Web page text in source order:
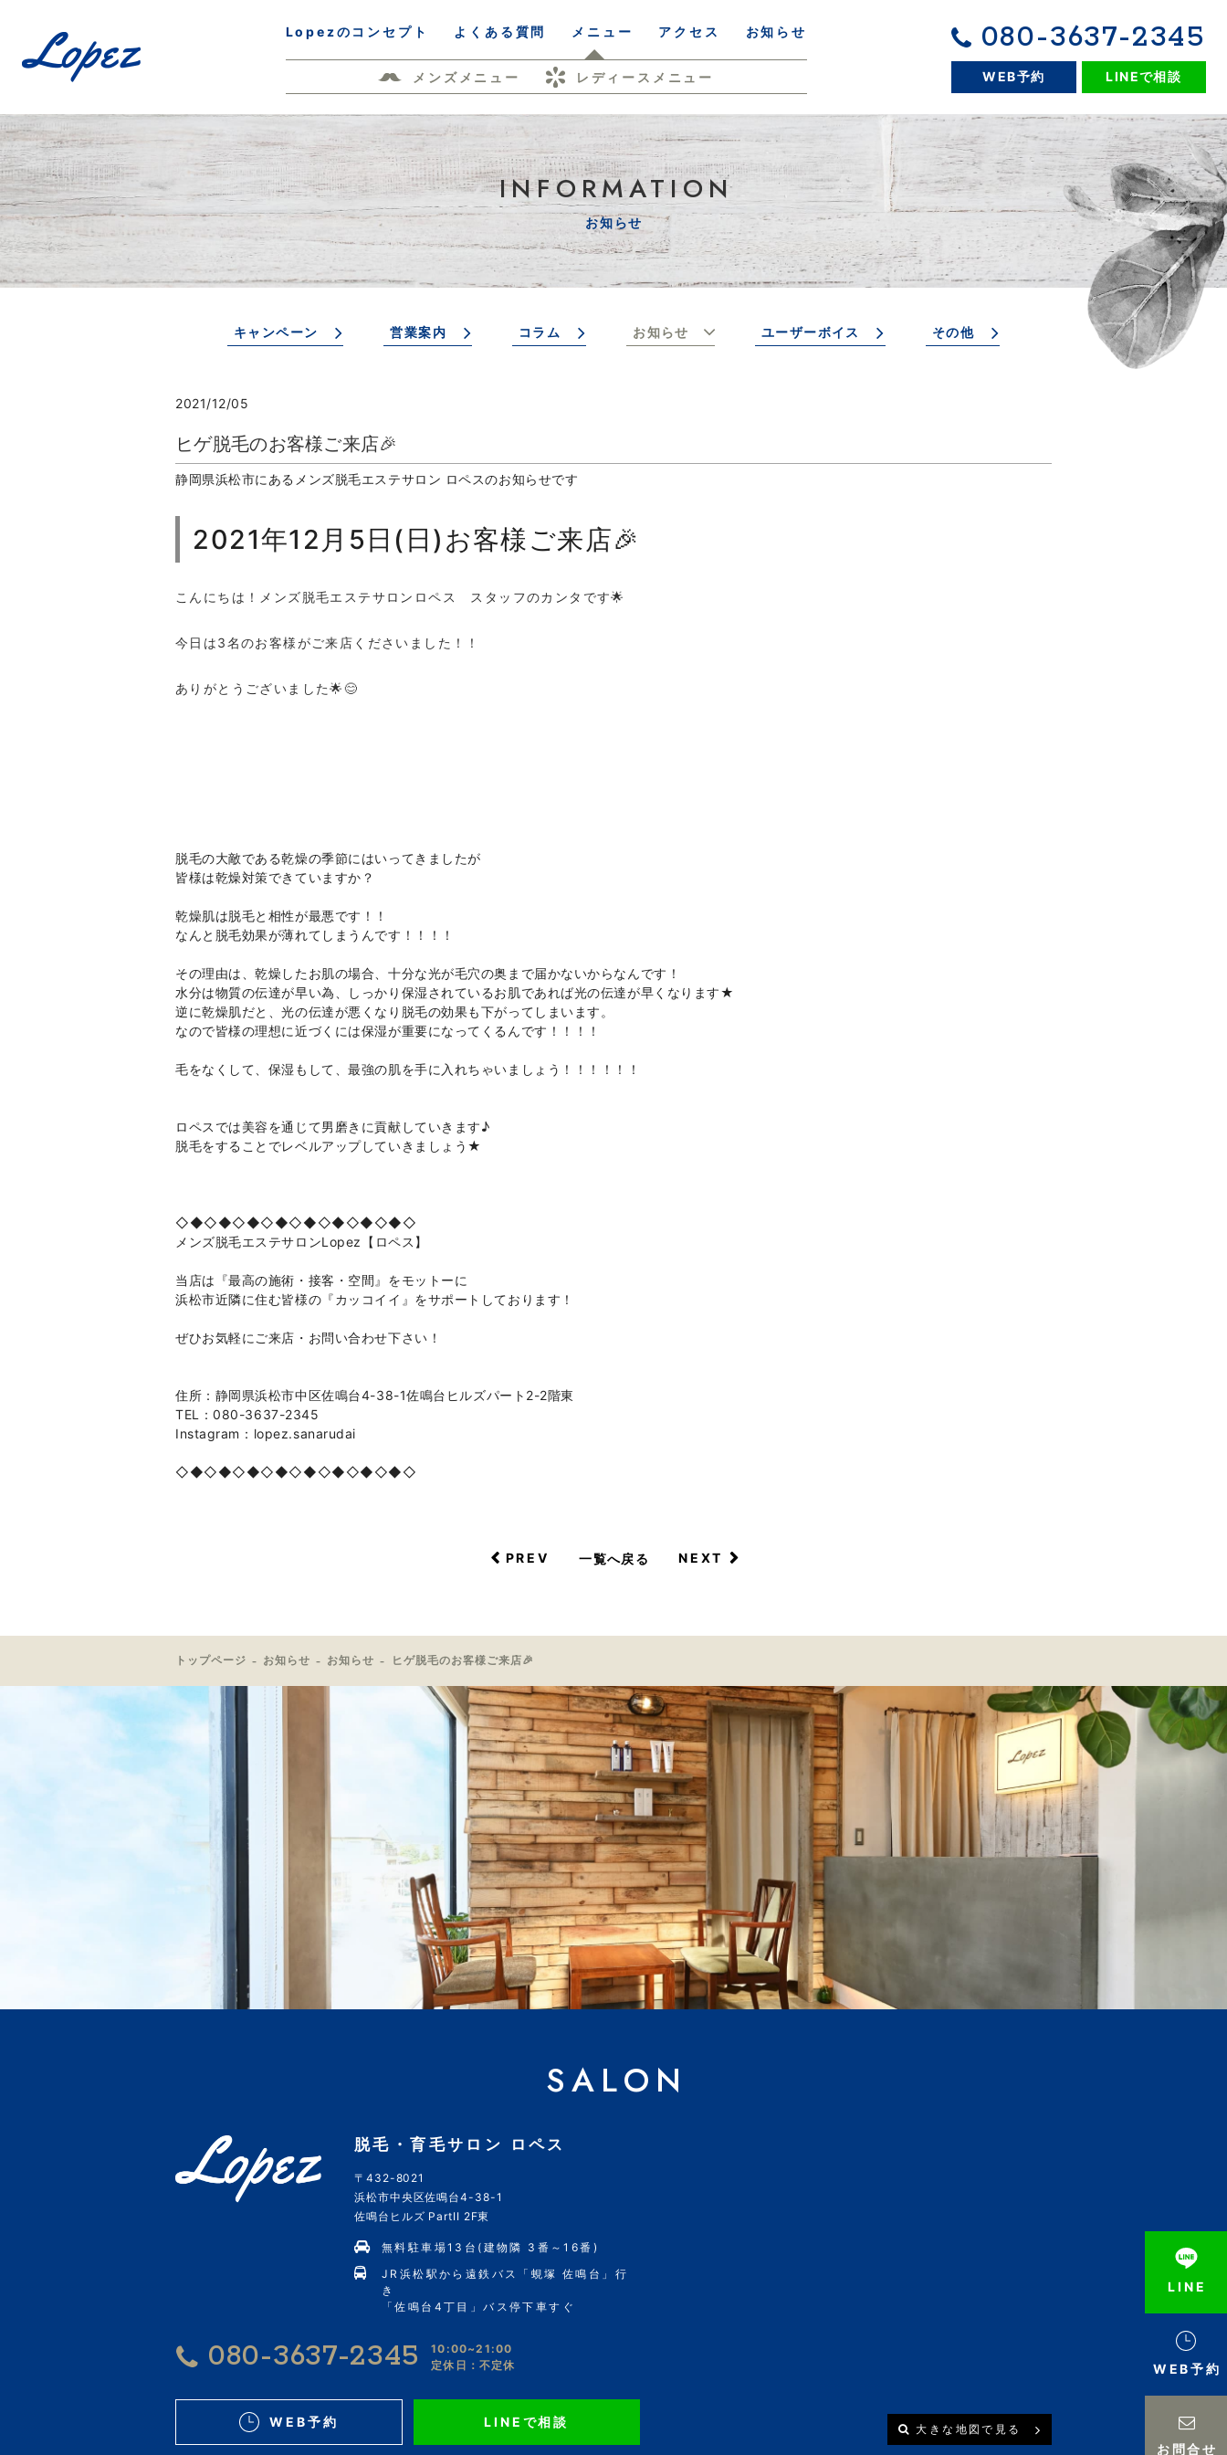
Lopezのコンセプト よくある質問 メニュー
メンズメニュー レディースメニュー
アクセス お知らせ 080-3637-2345
WEB予約 LINEで相談
INFORMATION
お知らせ
キャンペーン 営業案内 コラム お知らせ ユーザーボイス その他
2021/12/05
ヒゲ脱毛のお客様ご来店🎉
静岡県浜松市にあるメンズ脱毛エステサロン ロペスのお知らせです
2021年12月5日(日)お客様ご来店🎉
こんにちは！メンズ脱毛エステサロンロペス スタッフのカンタです🌟
今日は3名のお客様がご来店くださいました！！
ありがとうございました🌟😊
脱毛の大敵である乾燥の季節にはいってきましたが
皆様は乾燥対策できていますか？
乾燥肌は脱毛と相性が最悪です！！
なんと脱毛効果が薄れてしまうんです！！！！
その理由は、乾燥したお肌の場合、十分な光が毛穴の奥まで届かないからなんです！
水分は物質の伝達が早い為、しっかり保湿されているお肌であれば光の伝達が早くなります★
逆に乾燥肌だと、光の伝達が悪くなり脱毛の効果も下がってしまいます。
なので皆様の理想に近づくには保湿が重要になってくるんです！！！！
毛をなくして、保湿もして、最強の肌を手に入れちゃいましょう！！！！！！
ロペスでは美容を通じて男磨きに貢献していきます♪
脱毛をすることでレベルアップしていきましょう★
◇◆◇◆◇◆◇◆◇◆◇◆◇◆◇◆◇
メンズ脱毛エステサロンLopez【ロペス】
当店は『最高の施術・接客・空間』をモットーに
浜松市近隣に住む皆様の『カッコイイ』をサポートしております！
ぜひお気軽にご来店・お問い合わせ下さい！
住所：静岡県浜松市中区佐鳴台4-38-1佐鳴台ヒルズパート2-2階東
TEL：080-3637-2345
Instagram：lopez.sanarudai
◇◆◇◆◇◆◇◆◇◆◇◆◇◆◇◆◇
PREV 一覧へ戻る NEXT
トップページ お知らせ お知らせ ヒゲ脱毛のお客様ご来店🎉
LINE
WEB予約
お問合せ
SALON
脱毛・育毛サロン ロペス
〒432-8021
浜松市中央区佐鳴台4-38-1
佐鳴台ヒルズ PartII 2F東
無料駐車場13台(建物隣 3番～16番)
JR浜松駅から遠鉄バス「蜆塚 佐鳴台」行
き
「佐鳴台4丁目」バス停下車すぐ
080-3637-2345
10:00~21:00
定休日：不定休
WEB予約 LINEで相談 大きな地図で見る